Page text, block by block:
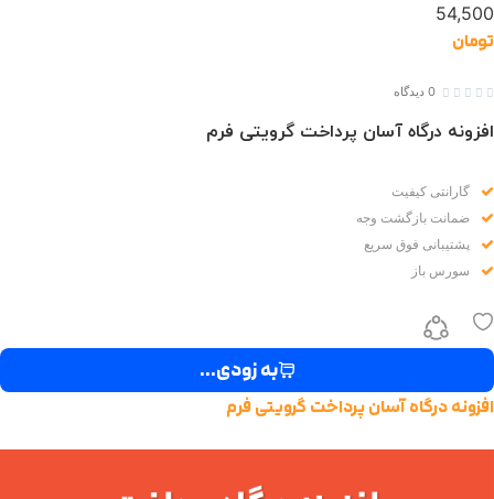
54,500
تومان




 0 دیدگاه
افزونه درگاه آسان پرداخت گرویتی فرم
گارانتی کیفیت
ضمانت بازگشت وجه
پشتیبانی فوق سریع
سورس باز
به زودی...
افزونه درگاه آسان پرداخت گرویتی فرم